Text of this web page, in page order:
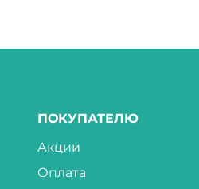
ПОКУПАТЕЛЮ
Акции
Оплата